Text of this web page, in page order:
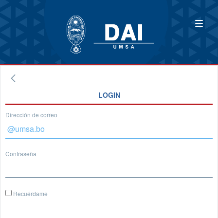
LOGIN
Dirección de correo
Contraseña
Recuérdame